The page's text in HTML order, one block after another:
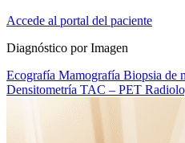
Accede al portal del paciente
Diagnóstico por Imagen
Ecografía Mamografía Biopsia de
Densitometría TAC – PET